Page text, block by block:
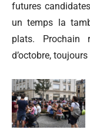
futures
un temps la
plats. Prochain
d’octobre,